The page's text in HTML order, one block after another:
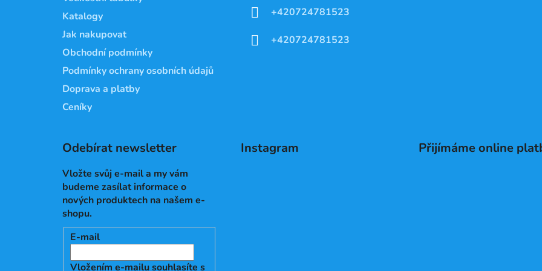
Katalogy
Jak nakupovat
Obchodní podmínky
Podmínky ochrany osobních údajů
Doprava a platby
Ceníky
+420724781523
+420724781523
Odebírat newsletter
Vložte svůj e-mail a my vám
budeme zasílat informace o
nových produktech na našem e-
shopu.
E-mail
Vložením e-mailu souhlasíte s
Instagram Přijímáme online